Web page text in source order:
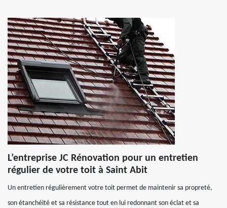
L’entreprise JC Rénovation pour un entretien
régulier de votre toit à Saint Abit
Un entretien régulièrement votre toit permet de maintenir sa propreté,
son étanchéité et sa résistance tout en lui redonnant son éclat et sa